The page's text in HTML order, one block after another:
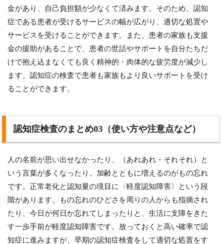
金があり、自己負担額が少なくて済みます。そのため、認知
症である患者が受けるサービスの幅が広がり、適切な処置や
サービスを受けることができます。また、患者の家族も支援
金の援助があることで、患者の世話やサポートを自分たちだ
けで抱え込まなくても良く精神的・肉体的な疲労度が減少し
ます。認知症の検査で患者も家族もより良いサポートを受け
ることができます。
認知症検査のまとめ03（使い方や注意点など）
人の名前が思い出せなかったり、（あれあれ・それそれ）と
いう言葉が多くなったり。加齢とともに増えるのがもの忘れ
です。正常老化と認知量の境目に〈軽度認知障害〉という段
階があります。もの忘れのひどさを周りの人からも指摘され
たり、今日が何日か忘れてしまったりと、生活に支障をきた
す一歩手前が軽度認知障害です。放っておくと高い確率で認
知症に進みますが、早期の認知症検査をして適切な処置をす